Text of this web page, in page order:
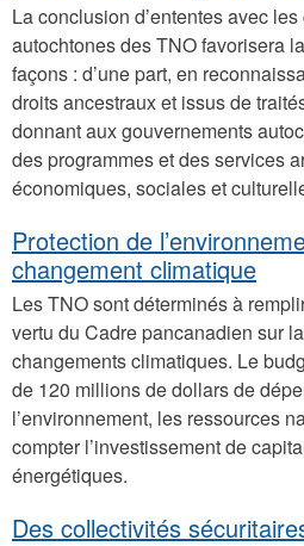
La conclusion d’ententes avec
autochtones des TNO favorisera
façons : d’une part, en
droits ancestraux et issus de
donnant aux gouvernements
des programmes et des services
économiques, sociales et
Protection de
changement climatique
Les TNO sont déterminés à
vertu du Cadre pancanadien sur
changements climatiques. Le
de 120 millions de dollars de
l’environnement, les ressources
compter l’investissement de
énergétiques.
Des collectivités